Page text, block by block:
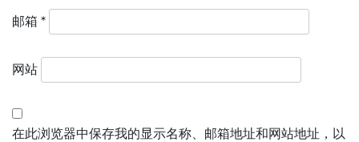
邮箱 *
网站
在此浏览器中保存我的显示名称、邮箱地址和网站地址，以